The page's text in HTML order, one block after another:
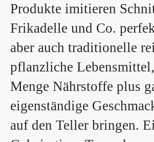
Produkte imitieren
Frikadelle und Co.
aber auch traditionelle
pflanzliche
Menge Nährstoffe plus
eigenständige
auf den Teller bringen.